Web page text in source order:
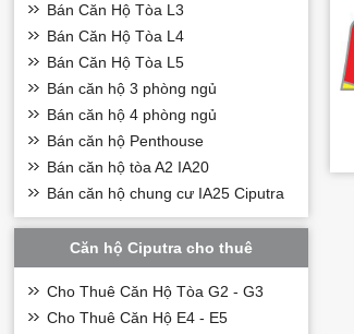
Bán Căn Hộ Tòa L3
Bán Căn Hộ Tòa L4
Bán Căn Hộ Tòa L5
Bán căn hộ 3 phòng ngủ
Bán căn hộ 4 phòng ngủ
Bán căn hộ Penthouse
Bán căn hộ tòa A2 IA20
Bán căn hộ chung cư IA25 Ciputra
Căn hộ Ciputra cho thuê
Cho Thuê Căn Hộ Tòa G2 - G3
Cho Thuê Căn Hộ E4 - E5